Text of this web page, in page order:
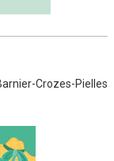
Crozes-Pielles